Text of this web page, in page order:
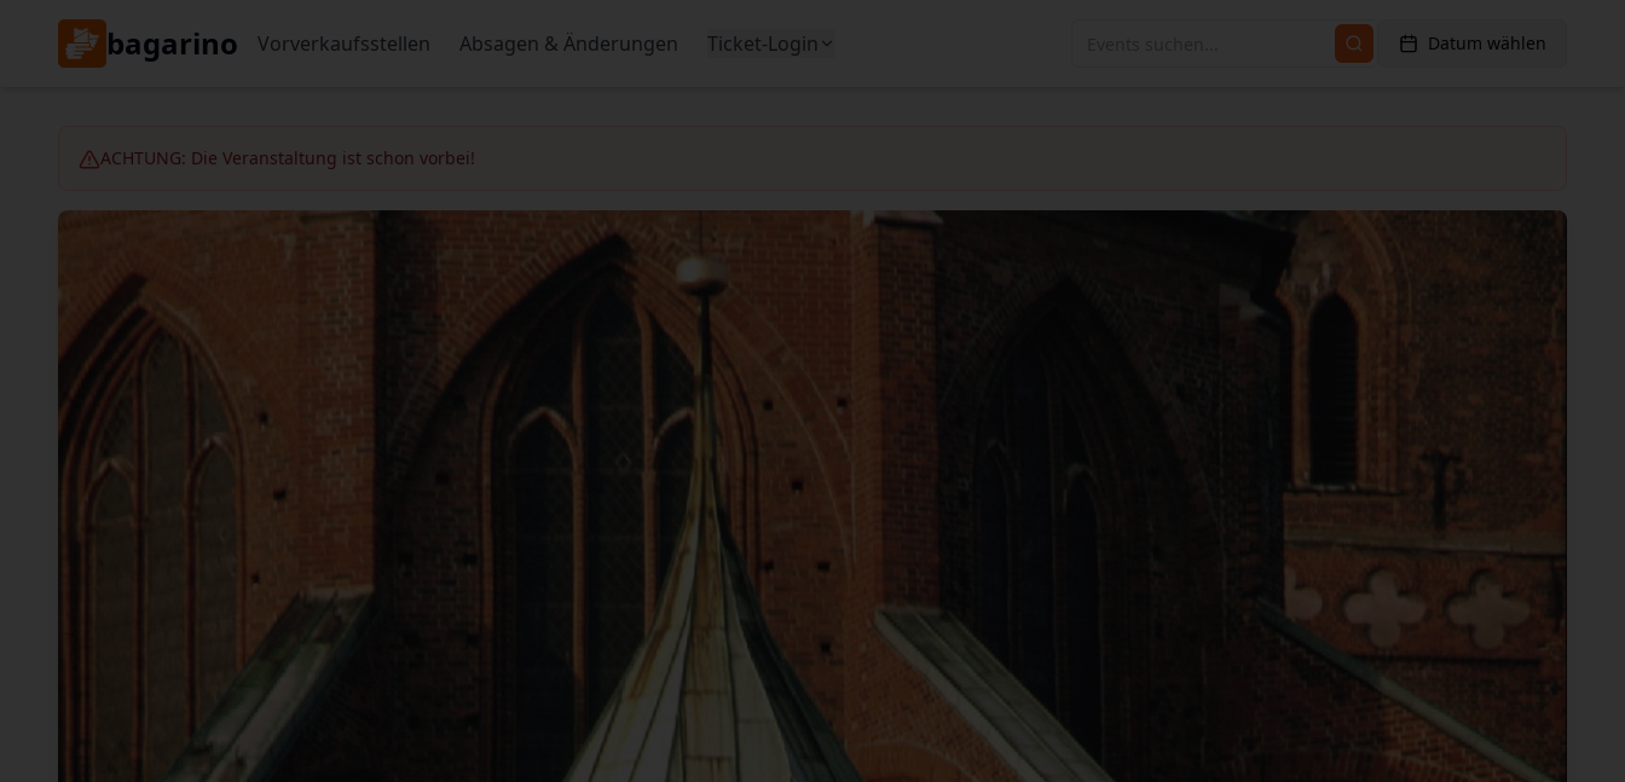
bagarino Vorverkaufsstellen Absagen & Änderungen Ticket-Login Datum wählen
ACHTUNG: Die Veranstaltung ist schon vorbei!